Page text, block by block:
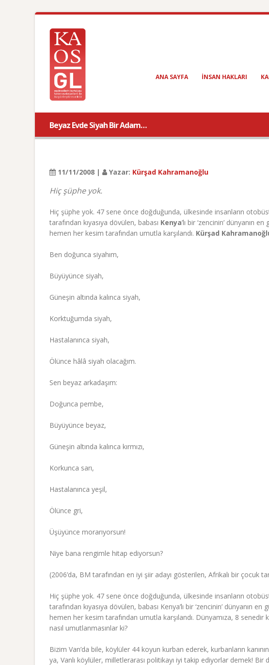
ANA SAYFA INSAN HAKLARI
Beyaz Evde Siyah Bir Adam…
11/11/2008 | Yazar: Kürşad Kahramanoğlu
Hiç şüphe yok.
Hiç şüphe yok. 47 sene önce doğduğunda, ülkesinde insanların
tarafından kıyasıya dövülen, babası Kenya’lı bir ‘zencinin’ dünyanın
hemen her kesim tarafından umutla karşılandı. Kürşad
Ben doğunca siyahım,
Büyüyünce siyah,
Güneşin altında kalınca siyah,
Korktuğumda siyah,
Hastalanınca siyah,
Ölünce hâlâ siyah olacağım.
Sen beyaz arkadaşım:
Doğunca pembe,
Büyüyünce beyaz,
Güneşin altında kalınca kırmızı,
Korkunca sarı,
Hastalanınca yeşil,
Ölünce gri,
Üşüyünce morarıyorsun!
Niye bana rengimle hitap ediyorsun?
(2006’da, BM tarafından en iyi şiir adayı gösterilen, Afrikalı bir çocuk
Hiç şüphe yok. 47 sene önce doğduğunda, ülkesinde insanların
tarafından kıyasıya dövülen, babası Kenya’lı bir ‘zencinin’
hemen her kesim tarafından umutla karşılandı. Dünyamıza, 8
nasıl umutlanmasınlar ki?
Bizim Van’da bile, köylüler 44 koyun kurban ederek, kurbanların
ya, Vanlı köylüler, milletlerarası politikayı iyi takip ediyorlar demek! Bir